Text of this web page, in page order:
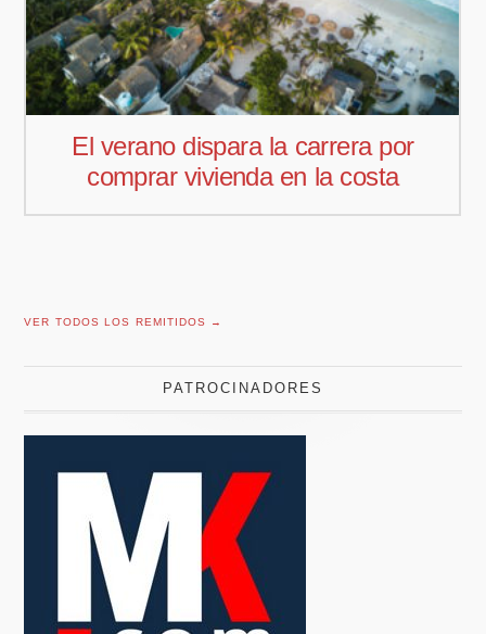
Pedro Aguiar nuevo responsable
comercial para Offcoustic Iberia
VER TODOS LOS REMITIDOS →
PATROCINADORES